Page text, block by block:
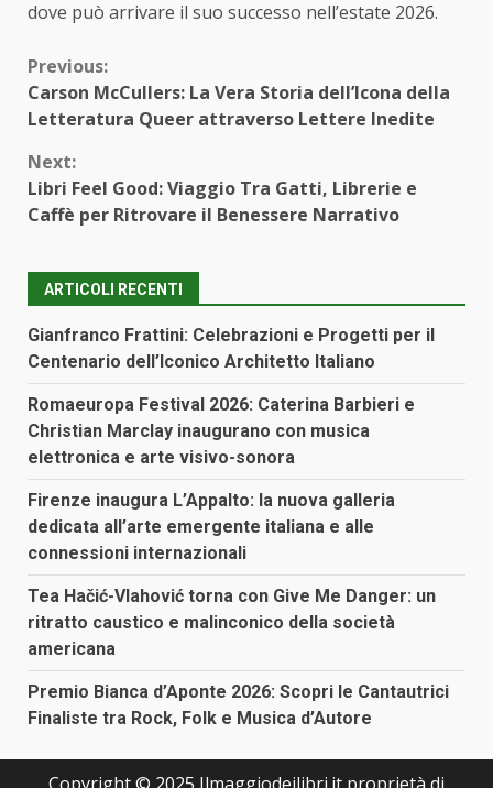
dove può arrivare il suo successo nell’estate 2026.
Continue
Reading
Previous:
Carson McCullers: La Vera Storia dell’Icona della
Letteratura Queer attraverso Lettere Inedite
Next:
Libri Feel Good: Viaggio Tra Gatti, Librerie e
Caffè per Ritrovare il Benessere Narrativo
ARTICOLI RECENTI
Gianfranco Frattini: Celebrazioni e Progetti per il
Centenario dell’Iconico Architetto Italiano
Romaeuropa Festival 2026: Caterina Barbieri e
Christian Marclay inaugurano con musica
elettronica e arte visivo-sonora
Firenze inaugura L’Appalto: la nuova galleria
dedicata all’arte emergente italiana e alle
connessioni internazionali
Tea Hačić-Vlahović torna con Give Me Danger: un
ritratto caustico e malinconico della società
americana
Premio Bianca d’Aponte 2026: Scopri le Cantautrici
Finaliste tra Rock, Folk e Musica d’Autore